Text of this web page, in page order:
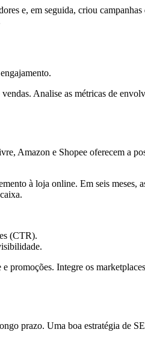
e, em seguida, criou
Analise as métricas de
Amazon e Shopee oferecem a
à loja online. Em seis meses,
(CTR).
promoções. Integre os
prazo. Uma boa estratégia de